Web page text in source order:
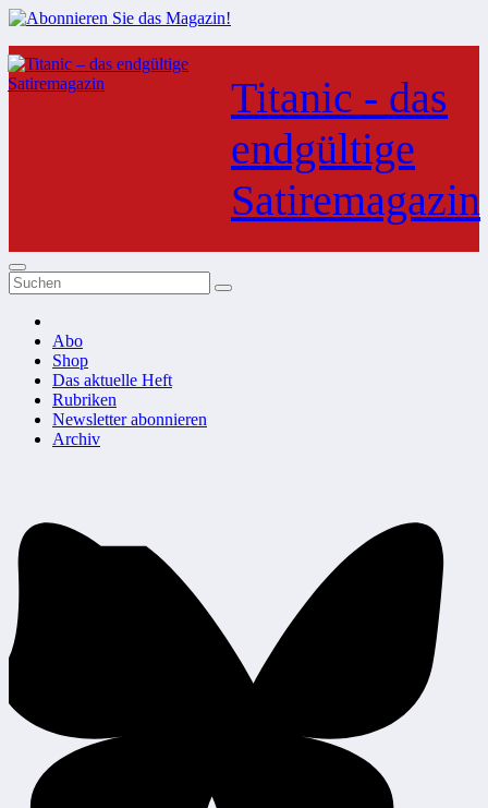
Zum
Inhalt
springen
Titanic - das
endgültige
Satiremagazin
Abo
Shop
Das aktuelle Heft
Rubriken
Newsletter abonnieren
Archiv